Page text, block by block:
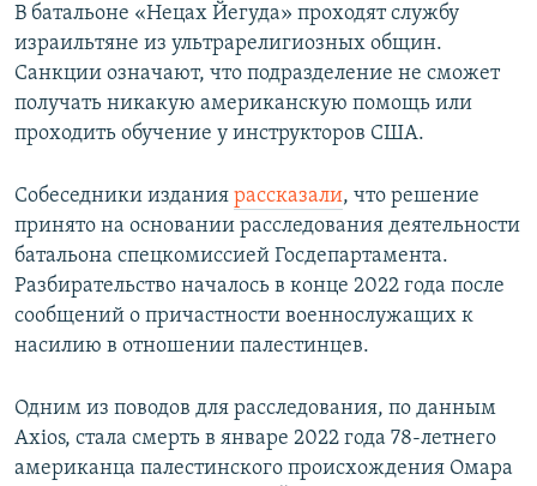
В батальоне «Нецах Йегуда» проходят службу
израильтяне из ультрарелигиозных общин.
Санкции означают, что подразделение не сможет
получать никакую американскую помощь или
проходить обучение у инструкторов США.
Собеседники издания рассказали, что решение
принято на основании расследования деятельности
батальона спецкомиссией Госдепартамента.
Разбирательство началось в конце 2022 года после
сообщений о причастности военнослужащих к
насилию в отношении палестинцев.
Одним из поводов для расследования, по данным
Axios, стала смерть в январе 2022 года 78-летнего
американца палестинского происхождения Омара